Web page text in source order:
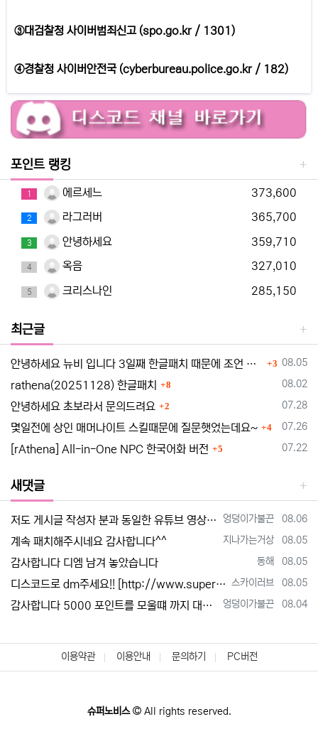
③대검찰청 사이버범죄신고 (spo.go.kr / 1301)
④경찰청 사이버안전국 (cyberbureau.police.go.kr / 182)
포인트 랭킹
1 에르세느 373,600
2 라그러버 365,700
3 안녕하세요 359,710
4 옥음 327,010
5 크리스나인 285,150
최근글
등록일
08.05
안녕하세요 뉴비 입니다 3일째 한글패치 때문에 조언 드립니다
댓글
3
등록일
08.02
rathena(20251128) 한글패치 8
등록일
07.28
안녕하세요 초보라서 문의드려요 2
등록일
07.26
몇일전에 상인 매머나이트 스킬때문에 질문햇었는데요~
댓글
4
등록일
07.22
[rAthena] All-in-One NPC 한국어화 버전 5
새댓글
등록자
엉덩이가불끈 등록일
08.06
저도 게시글 작성자 분과 동일한 유튜브 영상 보고 만드는 중인데요 한글화 하고 싶어서 디스코드 친추 하였습니다 디코 난쟁이 (nanja…
등록자
지나가는거상 등록일
08.05
계속 패치해주시네요 감사합니다^^
등록자
동해 등록일
08.05
감사합니다 디엠 남겨 놓았습니다
등록자
스카이러브 등록일
08.05
디스코드로 dm주세요!! [http://www.supernovice.co.kr/data/editor/2608/cmt_1995115068_HVi2…
등록자
엉덩이가불끈 등록일
08.04
감사합니다 5000 포인트를 모울떄 까지 대기타야겟네요
이용약관 이용안내 문의하기 PC버전
슈퍼노비스 All rights reserved.